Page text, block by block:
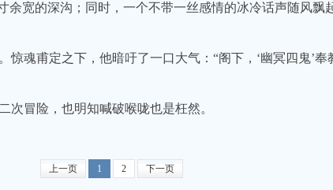
宽的深沟；同时，一个不带一丝感情的冰冷话声随风飘
魂甫定之下，他暗吁了一口大气：“阁下，‘幽冥四鬼’
冒险，也明知喊破喉咙也是枉然。
上一页 1 2 下一页